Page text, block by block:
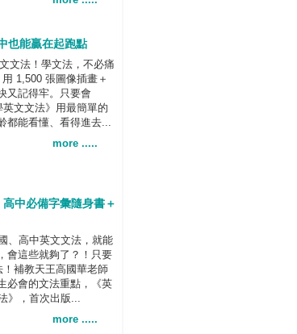
也能贏在起跑點
文法！學文法，不必痛
1,500 張圖像插畫＋
又記得牢。只要會
文文法》用最簡單的
都能看懂、看得進去...
more .....
中必備字彙隨身書＋
、高中英文文法，就能
會這些就夠了？！只要
補教天王高國華老師
必會的文法重點，《英
》，首次出版...
more .....